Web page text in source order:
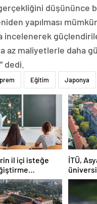
düşününce
yapılması
incelenerek
az maliyetlerle daha
dedi.
Eğitim Japonya
il içi isteğe
zaman?
İTÜ,